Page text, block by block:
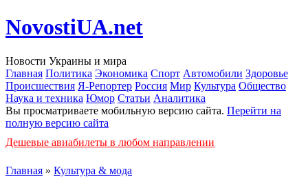
NovostiUA.net
Новости Украины и мира
Главная Политика Экономика Спорт Автомобили Здоровье
Происшествия Я-Репортер Россия Мир Культура Общество
Наука и техника Юмор Статьи Аналитика
Вы просматриваете мобильную версию сайта. Перейти на
полную версию сайта
Дешевые авиабилеты в любом направлении
Главная » Культура & мода